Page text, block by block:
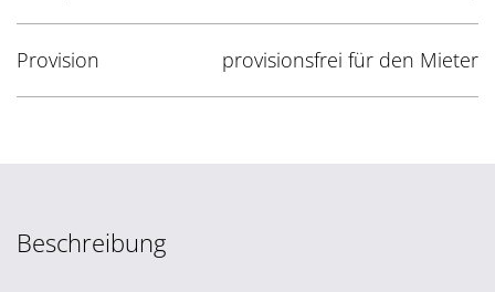
Provision provisionsfrei für den Mieter
Beschreibung